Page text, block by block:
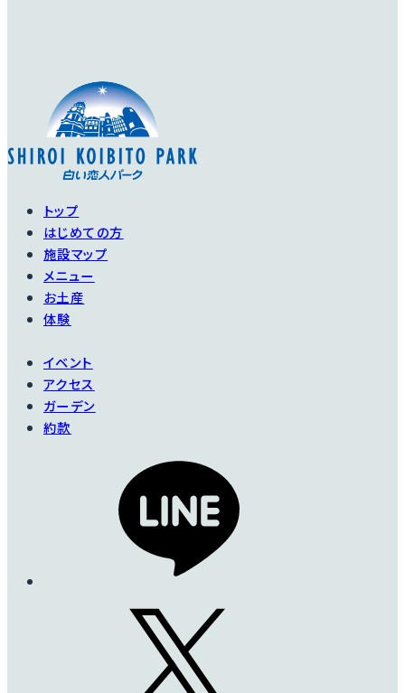
コーデリア
薄い絹のような花びら
を持ち、ローズピンク
の色が次第に淡くなっ
ていきます。
そのグラデーションが
実を結びやすい性質が
あるので、花を楽しみ
たければ、こまめに摘
み取ってください。
詳細を見る
トップ
はじめての方
施設マップ
メニュー
お土産
体験
イベント
アクセス
ガーデン
約款